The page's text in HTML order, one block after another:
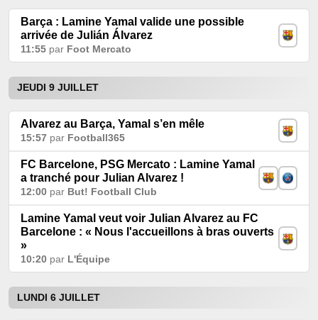
Barça : Lamine Yamal valide une possible
arrivée de Julián Álvarez
11:55 par Foot Mercato
JEUDI 9 JUILLET
Alvarez au Barça, Yamal s’en mêle
15:57 par Football365
FC Barcelone, PSG Mercato : Lamine Yamal
a tranché pour Julian Alvarez !
12:00 par But! Football Club
Lamine Yamal veut voir Julian Alvarez au FC
Barcelone : « Nous l'accueillons à bras ouverts
»
10:20 par L'Équipe
LUNDI 6 JUILLET